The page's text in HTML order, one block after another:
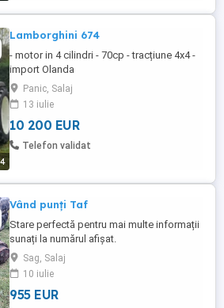
4
Lamborghini 674
- motor in 4 cilindri - 70cp - tracțiune 4x4 -
import Olanda
Panic, Salaj
13 iulie
10 200 EUR
Telefon validat
Vând punți Taf
Stare perfectă pentru mai multe informații
sunați la numărul afișat.
Sag, Salaj
10 iulie
955 EUR